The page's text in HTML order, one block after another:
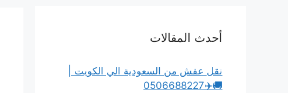
أحدث المقالات
نقل عفش من السعودية الي الكويت |
🚚✈️0506688227